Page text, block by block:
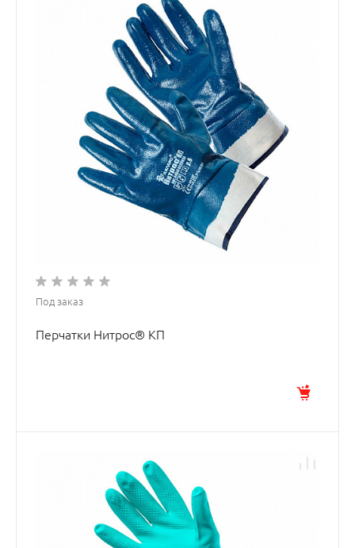
Под заказ
Перчатки Нитрос® КП